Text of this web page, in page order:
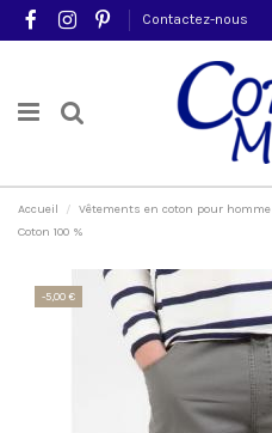
Contactez-nous
Accueil Vêtements en coton pour homme
Coton 100 %
-5,00 €